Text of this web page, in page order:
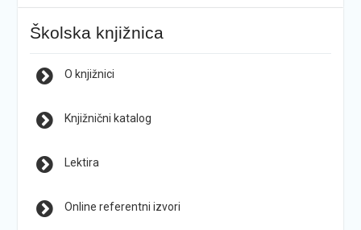
Školska knjižnica
O knjižnici
Knjižnični katalog
Lektira
Online referentni izvori